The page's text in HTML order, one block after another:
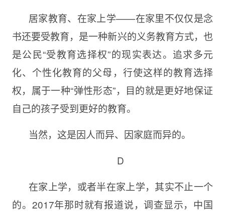
居家教育、在家上学——在家里不仅仅是念
书还要受教育，是一种新兴的义务教育方式，也
是公民“受教育选择权”的现实表达。追求多元
化、个性化教育的父母，行使这样的教育选择
权，属于一种“弹性形态”，目的就是更好地保证
自己的孩子受到更好的教育。
当然，这是因人而异、因家庭而异的。
D
在家上学，或者半在家上学，其实不止一个
的。2017年那时就有报道说，调查显示，中国